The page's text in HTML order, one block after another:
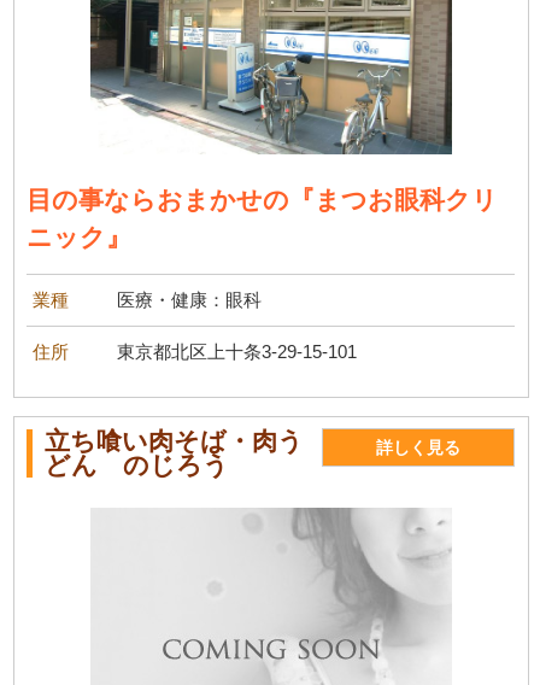
目の事ならおまかせの『まつお眼科クリ
ニック』
業種 医療・健康：眼科
住所 東京都北区上十条3-29-15-101
立ち喰い肉そば・肉う
どん のじろう
詳しく見る